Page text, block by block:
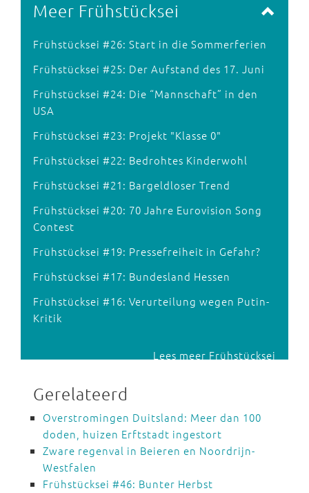
Meer Frühstücksei
Frühstücksei #26: Start in die Sommerferien
Frühstücksei #25: Der Aufstand des 17. Juni
Frühstücksei #24: Die “Mannschaft” in den
USA
Frühstücksei #23: Projekt "Klasse 0"
Frühstücksei #22: Bedrohtes Kinderwohl
Frühstücksei #21: Bargeldloser Trend
Frühstücksei #20: 70 Jahre Eurovision Song
Contest
Frühstücksei #19: Pressefreiheit in Gefahr?
Frühstücksei #17: Bundesland Hessen
Frühstücksei #16: Verurteilung wegen Putin-
Kritik
Lees meer Frühstücksei
Gerelateerd
Overstromingen Duitsland: Meer dan 100
doden, huizen Erftstadt ingestort
Zware regenval in Beieren en Noordrijn-
Westfalen
Frühstücksei #46: Bunter Herbst